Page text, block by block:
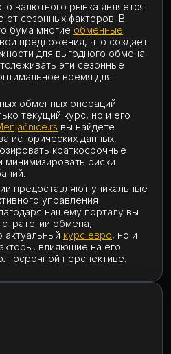
валютного рынка является
от сезонных факторов. В
бума многие обменные
предложения, что создает
для выгодного обмена.
эти сезонные
время для
обменных операций
текущий курс, но и его
вы найдете
исторических данных,
краткосрочные
минимизировать риски
предоставляют уникальные
управления
нашему порталу вы
обмена,
курс евро, но и
влияющие на его
перспективе.